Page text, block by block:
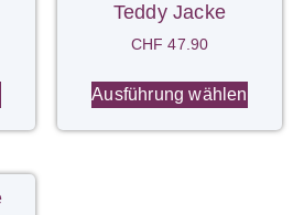
Teddy Jacke
CHF 47.90
Ausführung wählen